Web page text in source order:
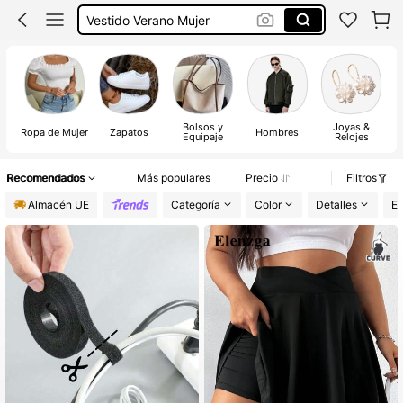
Vestido Verano Mujer
Ropa de Mujer Zapatos Bolsos y
Equipaje Hombres Joyas &
Relojes
Recomendados Más populares Precio
Filtros
Almacén UE
Categoría Color Detalles